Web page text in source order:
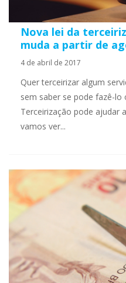
Nova lei da
muda a partir de
4 de abril de 2017
Quer terceirizar algum
sem saber se pode fazê-lo
Terceirização pode ajudar
vamos ver...